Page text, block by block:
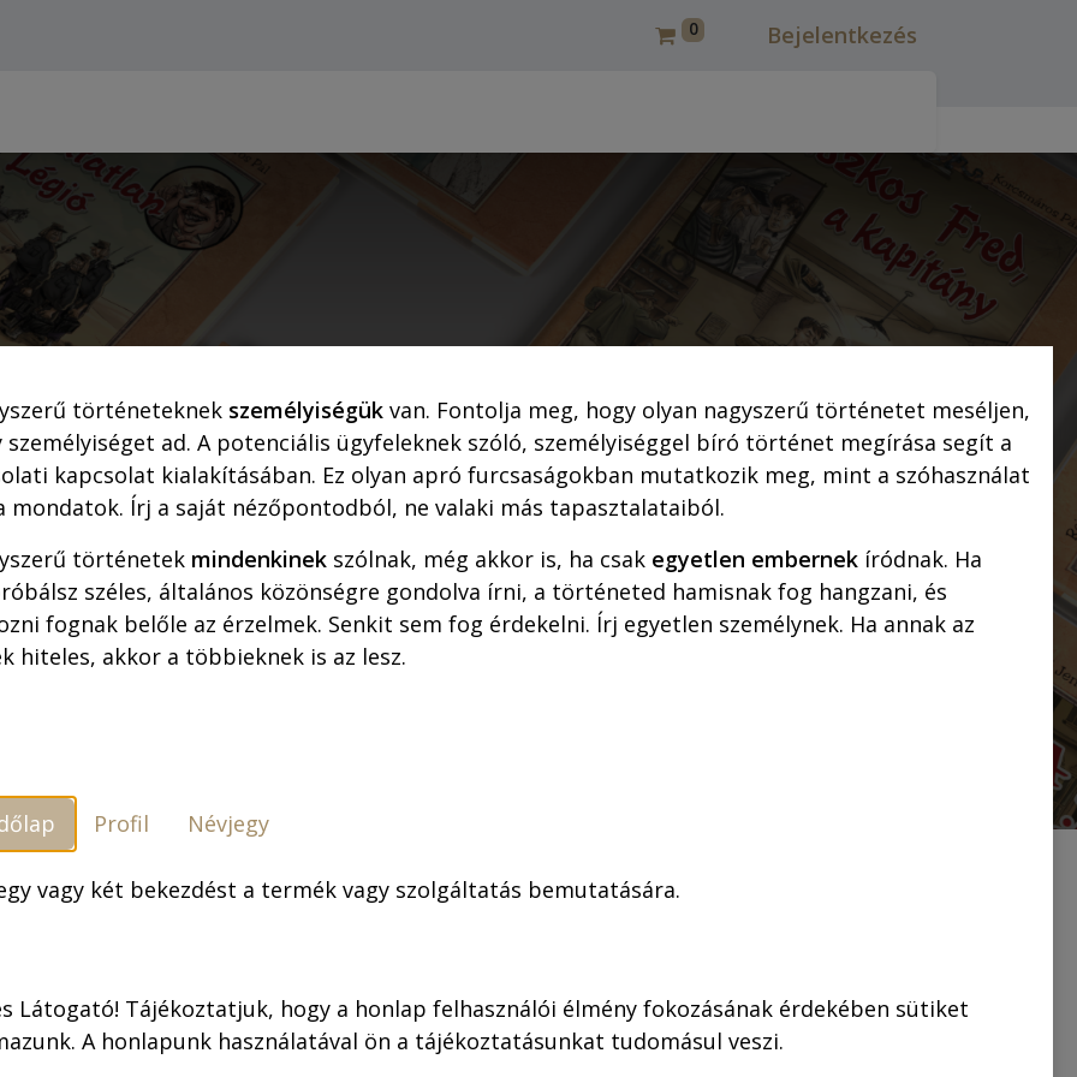
0 Bejelentkezés
Pál képregényei
Korcsmáros Pál képregényei
történeteknek személyiségük van. Fontolja meg, hogy olyan nagyszerű történetet meséljen,
személyiséget ad. A potenciális ügyfeleknek szóló, személyiséggel bíró történet megírása segít a
kapcsolat kialakításában. Ez olyan apró furcsaságokban mutatkozik meg, mint a szóhasználat
mondatok. Írj a saját nézőpontodból, ne valaki más tapasztalataiból.
történetek mindenkinek szólnak, még akkor is, ha csak egyetlen embernek íródnak. Ha
széles, általános közönségre gondolva írni, a történeted hamisnak fog hangzani, és
fognak belőle az érzelmek. Senkit sem fog érdekelni. Írj egyetlen személynek. Ha annak az
hiteles, akkor a többieknek is az lesz.
Profil Névjegy
vagy két bekezdést a termék vagy szolgáltatás bemutatására.
Látogató! Tájékoztatjuk, hogy a honlap felhasználói élmény fokozásának érdekében sütiket
A honlapunk használatával ön a tájékoztatásunkat tudomásul veszi.